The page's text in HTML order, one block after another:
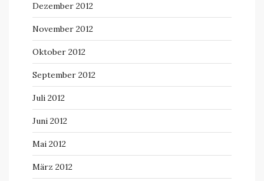
Dezember 2012
November 2012
Oktober 2012
September 2012
Juli 2012
Juni 2012
Mai 2012
März 2012